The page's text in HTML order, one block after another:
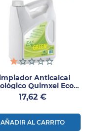
Anticalcal
Quimxel Eco
Green
Precio
17,62 €
AÑADIR AL CARRITO